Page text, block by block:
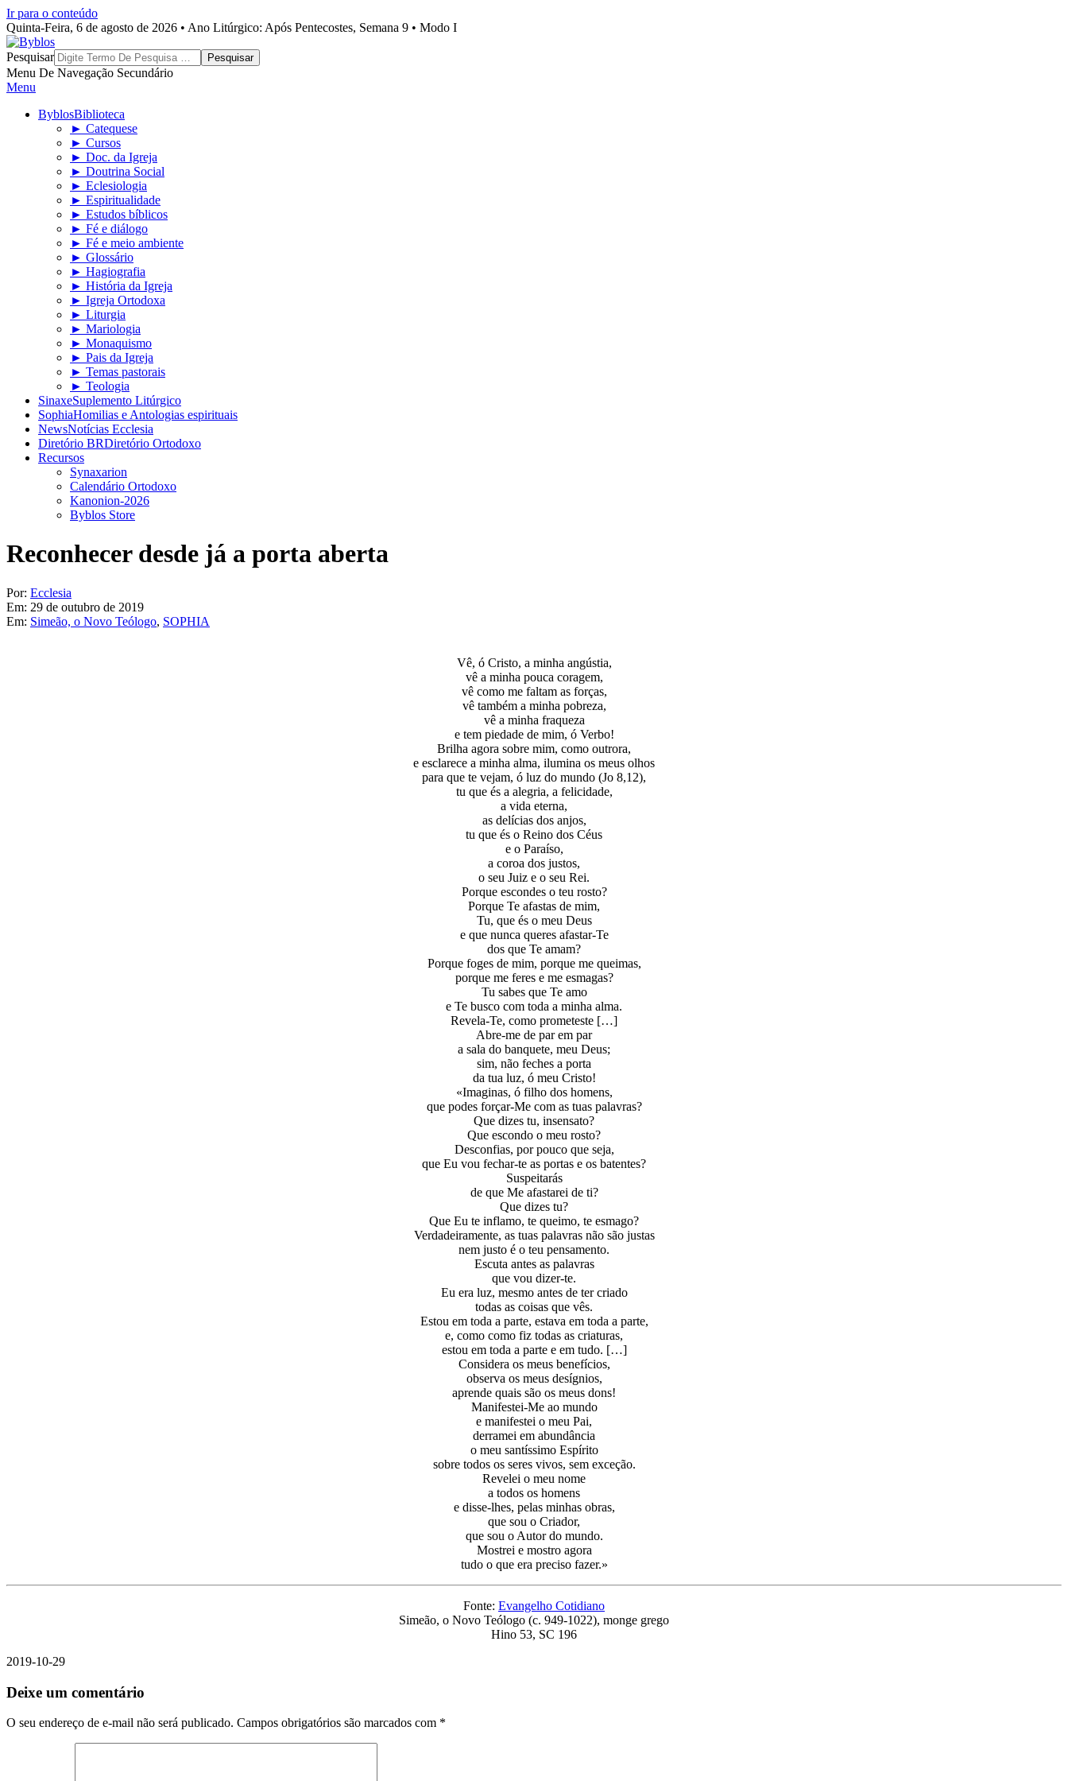
Ir para o conteúdo
Quinta-Feira, 6 de agosto de 2026 • Ano Litúrgico: Após Pentecostes, Semana 9 • Modo I
Byblos
Pesquisar
Menu De Navegação Secundário
Menu
ByblosBiblioteca
► Catequese
► Cursos
► Doc. da Igreja
► Doutrina Social
► Eclesiologia
► Espiritualidade
► Estudos bíblicos
► Fé e diálogo
► Fé e meio ambiente
► Glossário
► Hagiografia
► História da Igreja
► Igreja Ortodoxa
► Liturgia
► Mariologia
► Monaquismo
► Pais da Igreja
► Temas pastorais
► Teologia
SinaxeSuplemento Litúrgico
SophiaHomilias e Antologias espirituais
NewsNotícias Ecclesia
Diretório BRDiretório Ortodoxo
Recursos
Synaxarion
Calendário Ortodoxo
Kanonion-2026
Byblos Store
Reconhecer desde já a porta aberta
Por: Ecclesia
Em: 29 de outubro de 2019
Em: Simeão, o Novo Teólogo, SOPHIA
Vê, ó Cristo, a minha angústia,
vê a minha pouca coragem,
vê como me faltam as forças,
vê também a minha pobreza,
vê a minha fraqueza
e tem piedade de mim, ó Verbo!
Brilha agora sobre mim, como outrora,
e esclarece a minha alma, ilumina os meus olhos
para que te vejam, ó luz do mundo (Jo 8,12),
tu que és a alegria, a felicidade,
a vida eterna,
as delícias dos anjos,
tu que és o Reino dos Céus
e o Paraíso,
a coroa dos justos,
o seu Juiz e o seu Rei.
Porque escondes o teu rosto?
Porque Te afastas de mim,
Tu, que és o meu Deus
e que nunca queres afastar-Te
dos que Te amam?
Porque foges de mim, porque me queimas,
porque me feres e me esmagas?
Tu sabes que Te amo
e Te busco com toda a minha alma.
Revela-Te, como prometeste […]
Abre-me de par em par
a sala do banquete, meu Deus;
sim, não feches a porta
da tua luz, ó meu Cristo!
«Imaginas, ó filho dos homens,
que podes forçar-Me com as tuas palavras?
Que dizes tu, insensato?
Que escondo o meu rosto?
Desconfias, por pouco que seja,
que Eu vou fechar-te as portas e os batentes?
Suspeitarás
de que Me afastarei de ti?
Que dizes tu?
Que Eu te inflamo, te queimo, te esmago?
Verdadeiramente, as tuas palavras não são justas
nem justo é o teu pensamento.
Escuta antes as palavras
que vou dizer-te.
Eu era luz, mesmo antes de ter criado
todas as coisas que vês.
Estou em toda a parte, estava em toda a parte,
e, como como fiz todas as criaturas,
estou em toda a parte e em tudo. […]
Considera os meus benefícios,
observa os meus desígnios,
aprende quais são os meus dons!
Manifestei-Me ao mundo
e manifestei o meu Pai,
derramei em abundância
o meu santíssimo Espírito
sobre todos os seres vivos, sem exceção.
Revelei o meu nome
a todos os homens
e disse-lhes, pelas minhas obras,
que sou o Criador,
que sou o Autor do mundo.
Mostrei e mostro agora
tudo o que era preciso fazer.»
Fonte: Evangelho Cotidiano
Simeão, o Novo Teólogo (c. 949-1022), monge grego
Hino 53, SC 196
2019-10-29
Deixe um comentário
O seu endereço de e-mail não será publicado. Campos obrigatórios são marcados com *